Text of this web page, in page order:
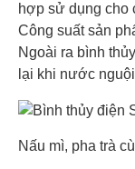
hợp sử dụng cho
Công suất sản
Ngoài ra bình
lại khi nước
Nấu mì, pha trà